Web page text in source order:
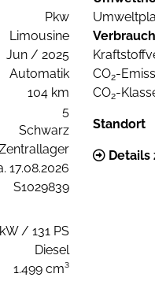
Pkw
Limousine
Jun / 2025
Automatik
104 km
5
Schwarz
17.08.2026
S1029839
/ 131 PS
Diesel
1.499 cm³
CO2-
CO2-
Standort
Details